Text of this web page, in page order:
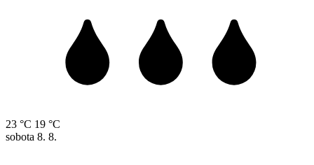
23 °C 19 °C
sobota 8. 8.